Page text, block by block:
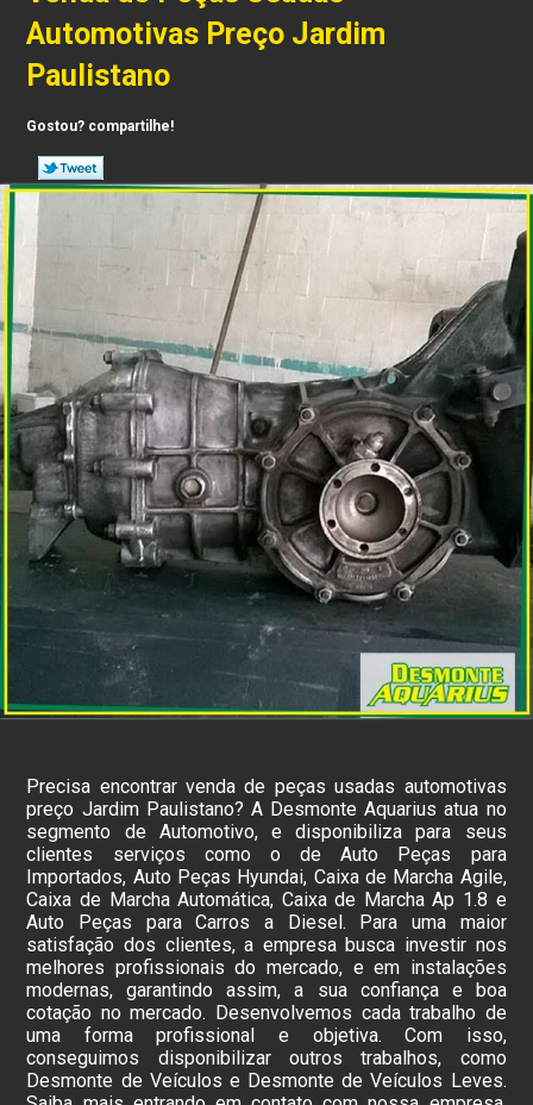
Automotivas Preço Jardim
Paulistano
Gostou? compartilhe!
Precisa encontrar venda de peças usadas automotivas
preço Jardim Paulistano? A Desmonte Aquarius atua no
segmento de Automotivo, e disponibiliza para seus
clientes serviços como o de Auto Peças para
Importados, Auto Peças Hyundai, Caixa de Marcha Agile,
Caixa de Marcha Automática, Caixa de Marcha Ap 1.8 e
Auto Peças para Carros a Diesel. Para uma maior
satisfação dos clientes, a empresa busca investir nos
melhores profissionais do mercado, e em instalações
modernas, garantindo assim, a sua confiança e boa
cotação no mercado. Desenvolvemos cada trabalho de
uma forma profissional e objetiva. Com isso,
conseguimos disponibilizar outros trabalhos, como
Desmonte de Veículos e Desmonte de Veículos Leves.